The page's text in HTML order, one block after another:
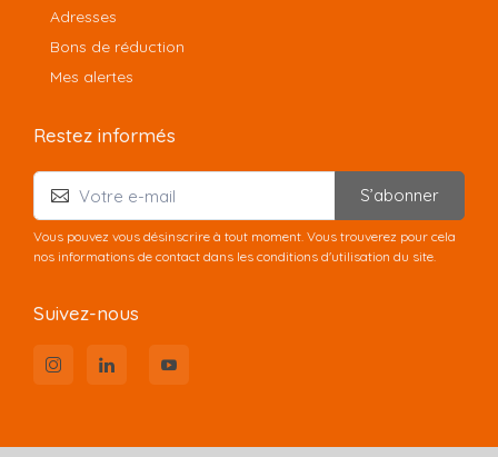
Adresses
Bons de réduction
Mes alertes
Restez informés
S’abonner
Vous pouvez vous désinscrire à tout moment. Vous trouverez pour cela
nos informations de contact dans les conditions d'utilisation du site.
Suivez-nous